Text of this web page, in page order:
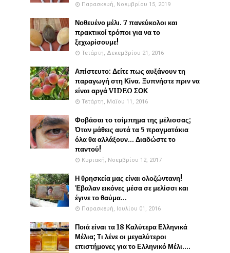
Παρασκευή, Νοεμβρίου 15, 2019
Νοθευένο μέλι. 7 πανεύκολοι και
πρακτικοί τρόποι για να το
ξεχωρίσουμε!
Τετάρτη, Δεκεμβρίου 21, 2016
Απίστευτο: Δείτε πως αυξάνουν τη
παραγωγή στη Κίνα. Ξυπνήστε πριν να
είναι αργά VIDEO ΣΟΚ
Τετάρτη, Μαΐου 11, 2016
Φοβάσαι το τσίμπημα της μέλισσας;
Όταν μάθεις αυτά τα 5 πραγματάκια
όλα θα αλλάξουν... Διαδώστε το
παντού!
Κυριακή, Νοεμβρίου 12, 2017
Η θρησκεία μας είναι ολοζώντανη!
Έβαλαν εικόνες μέσα σε μελίσσι και
έγινε το θαύμα...
Παρασκευή, Ιουλίου 01, 2016
Ποιά είναι τα 18 Καλύτερα Ελληνικά
Μέλια; Τι λένε οι μεγαλύτεροι
επιστήμονες για το Ελληνικό Μέλι....